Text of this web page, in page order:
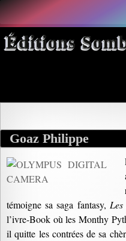
Aller
au
contenu
Éditions
Archives par
Goaz Philippe
témoigne sa saga fantasy,
l’ivre-Book où les Monthy
il quitte les contrées de sa